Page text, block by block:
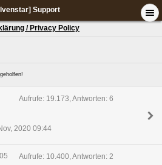
Support
/ Privacy Policy
Aufrufe: 19.173, Antworten: 6
2020 09:44
Aufrufe: 10.400, Antworten: 2